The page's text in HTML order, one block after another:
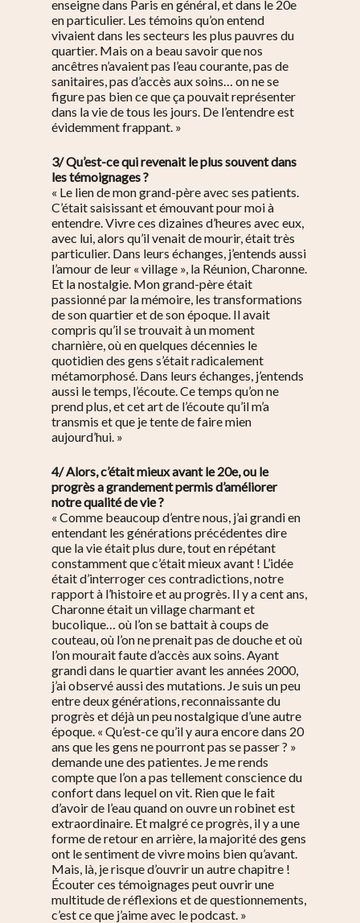
enseigne dans Paris en général, et dans le 20e
en particulier. Les témoins qu’on entend
vivaient dans les secteurs les plus pauvres du
quartier. Mais on a beau savoir que nos
ancêtres n’avaient pas l’eau courante, pas de
sanitaires, pas d’accès aux soins… on ne se
figure pas bien ce que ça pouvait représenter
dans la vie de tous les jours. De l’entendre est
évidemment frappant. »
3/ Qu’est-ce qui revenait le plus souvent dans
les témoignages ?
« Le lien de mon grand-père avec ses patients.
C’était saisissant et émouvant pour moi à
entendre. Vivre ces dizaines d’heures avec eux,
avec lui, alors qu’il venait de mourir, était très
particulier. Dans leurs échanges, j’entends aussi
l’amour de leur « village », la Réunion, Charonne.
Et la nostalgie. Mon grand-père était
passionné par la mémoire, les transformations
de son quartier et de son époque. Il avait
compris qu’il se trouvait à un moment
charnière, où en quelques décennies le
quotidien des gens s’était radicalement
métamorphosé. Dans leurs échanges, j’entends
aussi le temps, l’écoute. Ce temps qu’on ne
prend plus, et cet art de l’écoute qu’il m’a
transmis et que je tente de faire mien
aujourd’hui. »
4/ Alors, c’était mieux avant le 20e, ou le
progrès a grandement permis d’améliorer
notre qualité de vie ?
« Comme beaucoup d’entre nous, j’ai grandi en
entendant les générations précédentes dire
que la vie était plus dure, tout en répétant
constamment que c’était mieux avant ! L’idée
était d’interroger ces contradictions, notre
rapport à l’histoire et au progrès. Il y a cent ans,
Charonne était un village charmant et
bucolique… où l’on se battait à coups de
couteau, où l’on ne prenait pas de douche et où
l’on mourait faute d’accès aux soins. Ayant
grandi dans le quartier avant les années 2000,
j’ai observé aussi des mutations. Je suis un peu
entre deux générations, reconnaissante du
progrès et déjà un peu nostalgique d’une autre
époque. « Qu’est-ce qu’il y aura encore dans 20
ans que les gens ne pourront pas se passer ? »
demande une des patientes. Je me rends
compte que l’on a pas tellement conscience du
confort dans lequel on vit. Rien que le fait
d’avoir de l’eau quand on ouvre un robinet est
extraordinaire. Et malgré ce progrès, il y a une
forme de retour en arrière, la majorité des gens
ont le sentiment de vivre moins bien qu’avant.
Mais, là, je risque d’ouvrir un autre chapitre !
Écouter ces témoignages peut ouvrir une
multitude de réflexions et de questionnements,
c’est ce que j’aime avec le podcast. »
S’informer
Au quotidien
Politique locale
Se régaler
Restos
Agenda
Balades
Culture
Enfants
Sport & bien-être
Par quartier
Belleville /
Jourdain
Pelleport / Saint-
Télégraphe
Père Lachaise /
Plaine Lagny
Saint-Blaise / Réunion
À propos
Nous Soutenir